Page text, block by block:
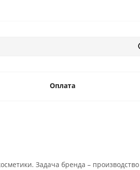
Оплата
Задача бренда – производство